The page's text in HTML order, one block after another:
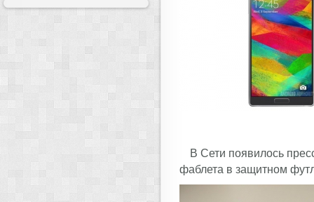
В Сети появилось
фаблета в защитном